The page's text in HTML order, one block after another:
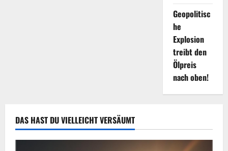
Geopolitisc
he
Explosion
treibt den
Ölpreis
nach oben!
DAS HAST DU VIELLEICHT VERSÄUMT